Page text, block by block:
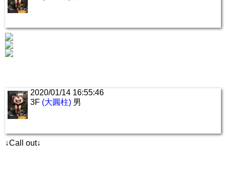
2020/01/14 16:55:46
3F (大圓柱) 男
↓Call out↓